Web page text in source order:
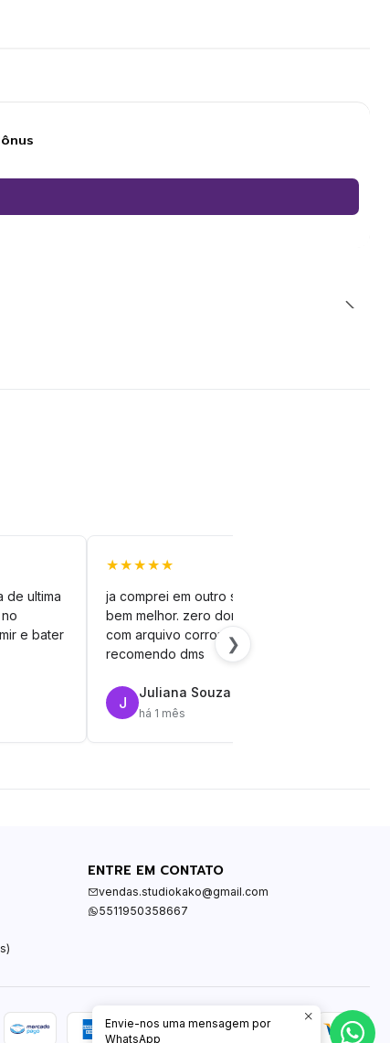
de ultima
e bater
★★★★★
ja comprei em outro site mas esse é
bem melhor. zero dor de cabeça
com arquivo corrompido.
recomendo dms
J
Juliana Souza
há 1 mês
❯
ENTRE EM CONTATO
vendas.studiokako@gmail.com
5511950358667
Envie-nos uma mensagem por
WhatsApp